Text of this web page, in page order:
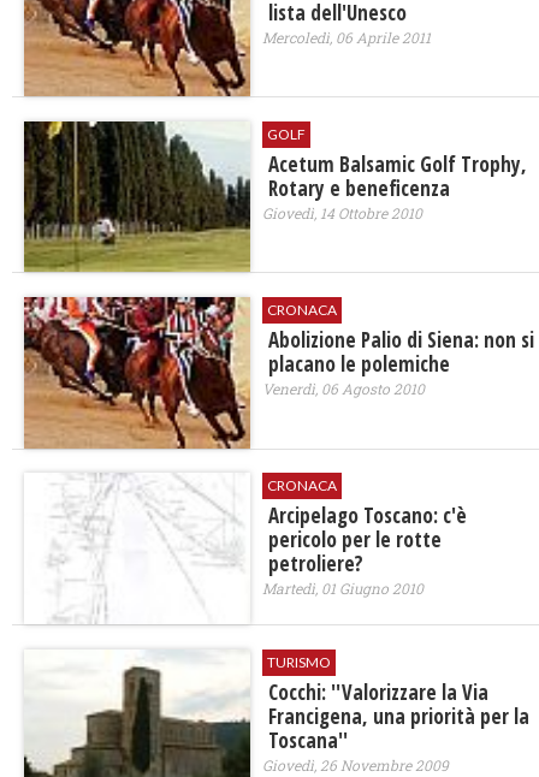
lista dell'Unesco
Mercoledì, 06 Aprile 2011
GOLF
Acetum Balsamic Golf Trophy,
Rotary e beneficenza
Giovedì, 14 Ottobre 2010
CRONACA
Abolizione Palio di Siena: non si
placano le polemiche
Venerdì, 06 Agosto 2010
CRONACA
Arcipelago Toscano: c'è
pericolo per le rotte
petroliere?
Martedì, 01 Giugno 2010
TURISMO
Cocchi: ''Valorizzare la Via
Francigena, una priorità per la
Toscana''
Giovedì, 26 Novembre 2009